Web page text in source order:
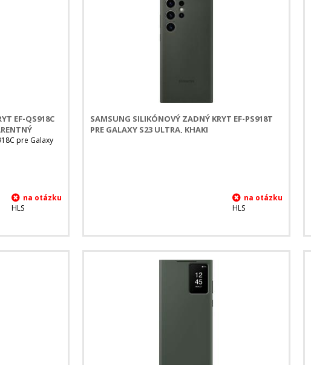
EF-QS918C
pre Galaxy
HLS
SAMSUNG SILIKÓNOVÝ ZADNÝ KRYT EF-PS918T
PRE GALAXY S23 ULTRA, KHAKI
HLS